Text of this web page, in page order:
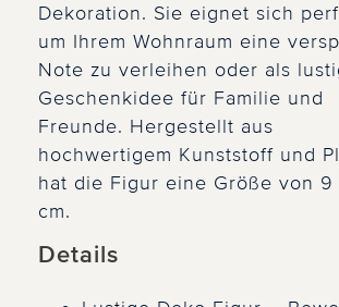
Dekoration. Sie eignet sich
um Ihrem Wohnraum eine
Note zu verleihen oder als
Geschenkidee für Familie und
Freunde. Hergestellt aus
hochwertigem Kunststoff und
hat die Figur eine Größe von 9
cm.
Details